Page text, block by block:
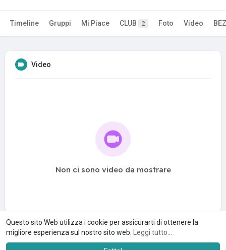
Questo sito Web utilizza i cookie per assicurarti di ottenere la
migliore esperienza sul nostro sito web.
Leggi tutto...
Timeline Gruppi Mi Piace CLUB 2 Foto Video BEZ
Video
Non ci sono video da mostrare